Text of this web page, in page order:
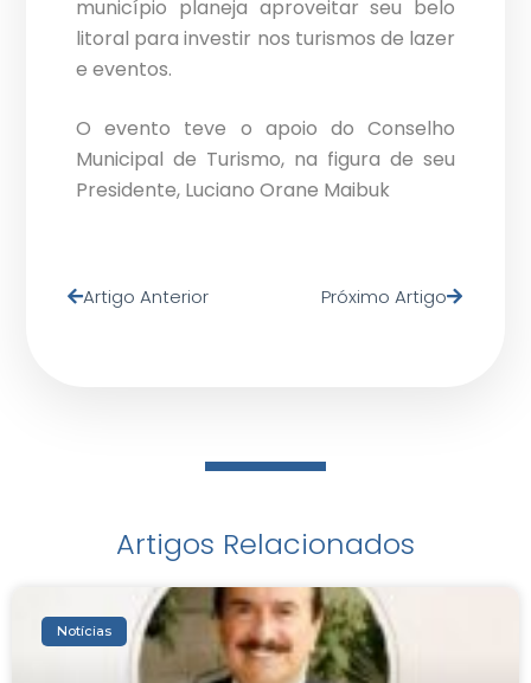
município planeja aproveitar seu belo
litoral para investir nos turismos de lazer
e eventos.
O evento teve o apoio do Conselho
Municipal de Turismo, na figura de seu
Presidente, Luciano Orane Maibuk
Artigo Anterior Próximo Artigo
Artigos Relacionados
Notícias